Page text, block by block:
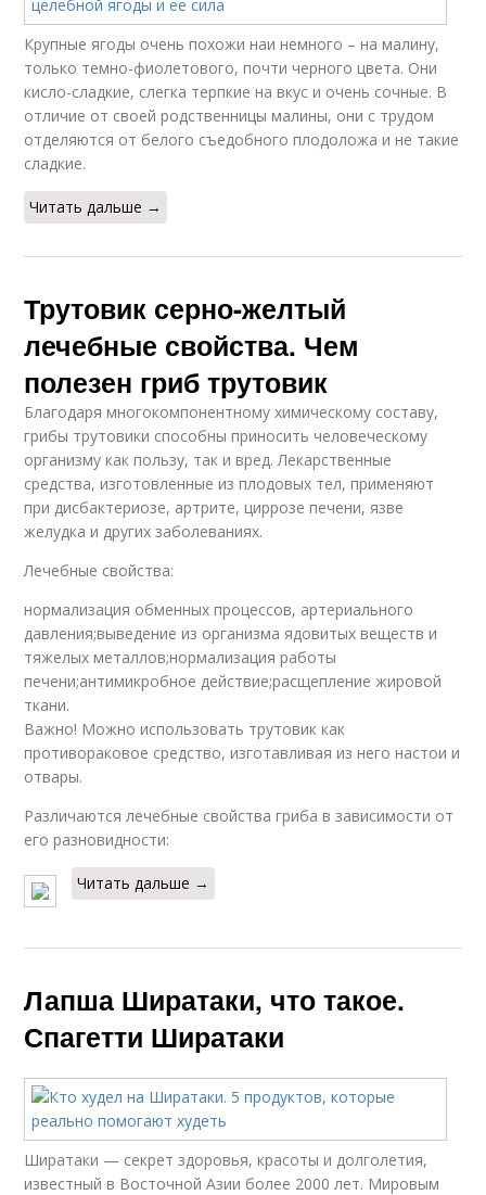
Крупные ягоды очень похожи наи немного – на малину,
только темно-фиолетового, почти черного цвета. Они
кисло-сладкие, слегка терпкие на вкус и очень сочные. В
отличие от своей родственницы малины, они с трудом
отделяются от белого съедобного плодоложа и не такие
сладкие.
Читать дальше →
Трутовик серно-желтый
лечебные свойства. Чем
полезен гриб трутовик
Благодаря многокомпонентному химическому составу,
грибы трутовики способны приносить человеческому
организму как пользу, так и вред. Лекарственные
средства, изготовленные из плодовых тел, применяют
при дисбактериозе, артрите, циррозе печени, язве
желудка и других заболеваниях.
Лечебные свойства:
нормализация обменных процессов, артериального
давления;выведение из организма ядовитых веществ и
тяжелых металлов;нормализация работы
печени;антимикробное действие;расщепление жировой
ткани.
Важно! Можно использовать трутовик как
противораковое средство, изготавливая из него настои и
отвары.
Различаются лечебные свойства гриба в зависимости от
его разновидности:
Читать дальше →
Лапша Ширатаки, что такое.
Спагетти Ширатаки
Ширатаки — секрет здоровья, красоты и долголетия,
известный в Восточной Азии более 2000 лет. Мировым